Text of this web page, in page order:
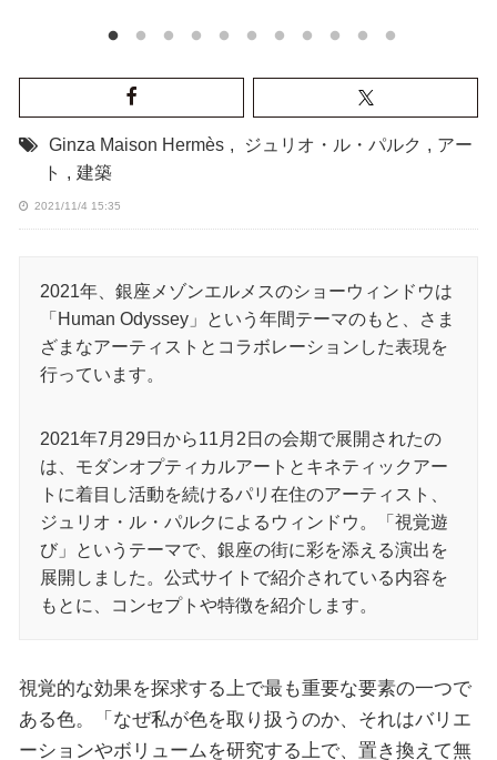
Ginza Maison Hermès , ジュリオ・ル・パルク , アー
ト , 建築
2021/11/4 15:35
2021年、銀座メゾンエルメスのショーウィンドウは
「Human Odyssey」という年間テーマのもと、さま
ざまなアーティストとコラボレーションした表現を
行っています。
2021年7月29日から11月2日の会期で展開されたの
は、モダンオプティカルアートとキネティックアー
トに着目し活動を続けるパリ在住のアーティスト、
ジュリオ・ル・パルクによるウィンドウ。「視覚遊
び」というテーマで、銀座の街に彩を添える演出を
展開しました。公式サイトで紹介されている内容を
もとに、コンセプトや特徴を紹介します。
視覚的な効果を探求する上で最も重要な要素の一つで
ある色。「なぜ私が色を取り扱うのか、それはバリエ
ーションやボリュームを研究する上で、置き換えて無